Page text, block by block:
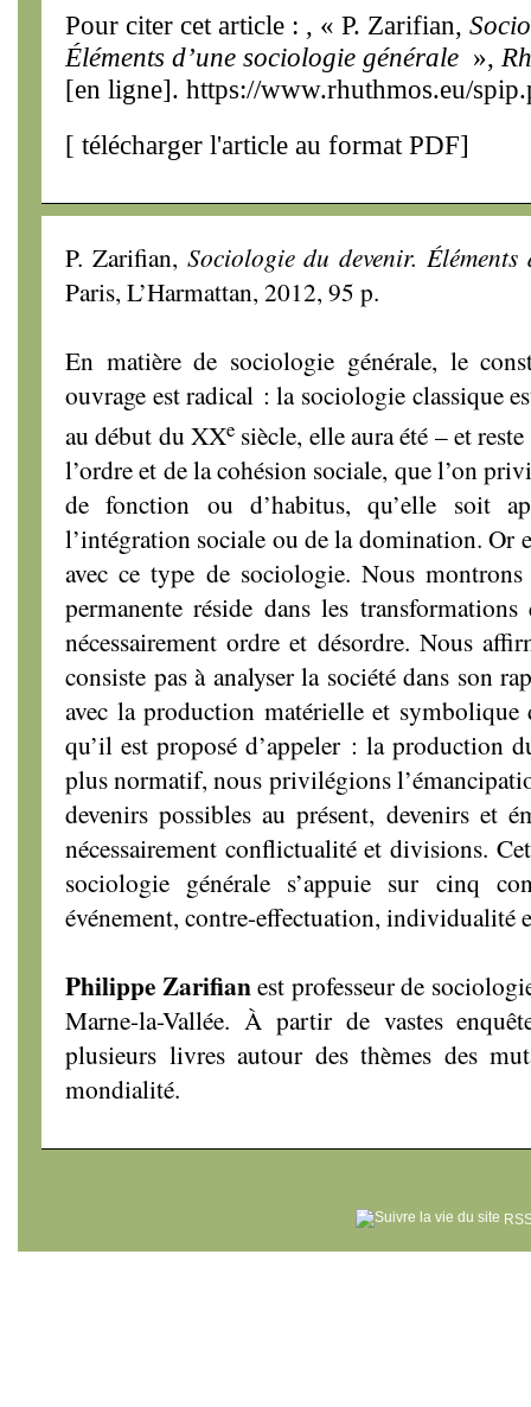
Pour citer cet article : , « P. Zarifian,
Éléments d’une sociologie générale »,
[en ligne]. https://www.rhuthmos.eu/
[ télécharger l'article au format PDF]
P. Zarifian, Sociologie du devenir. Éléments
Paris, L’Harmattan, 2012, 95 p.
En matière de sociologie générale, le
ouvrage est radical : la sociologie classique
au début du XXe siècle, elle aura été – et
l’ordre et de la cohésion sociale, que l’on
de fonction ou d’habitus, qu’elle soit
l’intégration sociale ou de la domination. Or
avec ce type de sociologie. Nous
permanente réside dans les
nécessairement ordre et désordre. Nous
consiste pas à analyser la société dans son
avec la production matérielle et symbolique
qu’il est proposé d’appeler : la production
plus normatif, nous privilégions
devenirs possibles au présent, devenirs et
nécessairement conflictualité et divisions.
sociologie générale s’appuie sur cinq
événement, contre-effectuation, individualité
Philippe Zarifianest professeur de
Marne-la-Vallée. À partir de vastes
plusieurs livres autour des thèmes des
mondialité.